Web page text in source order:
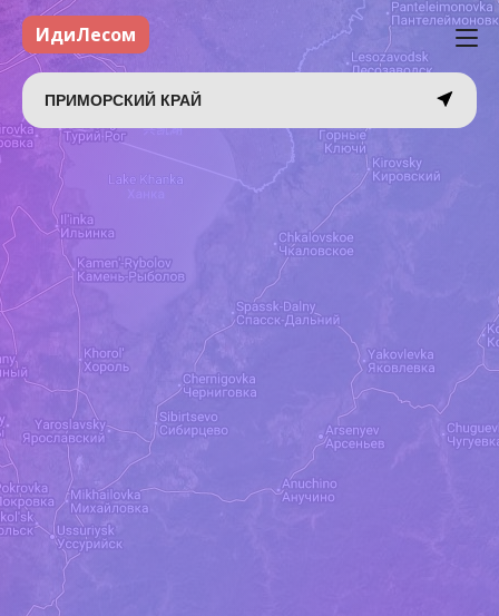
ИдиЛесом
ПРИМОРСКИЙ КРАЙ